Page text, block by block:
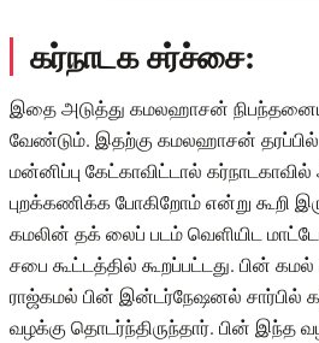
கர்நாடக சர்ச்சை:
இதை அடுத்து கமலஹாசன்
வேண்டும். இதற்கு கமலஹாசன்
மன்னிப்பு கேட்காவிட்டால்
புறக்கணிக்க போகிறோம் என்று கூறி
கமலின் தக் லைப் படம் வெளியிட
சபை கூட்டத்தில் கூறப்பட்டது. பின்
ராஜ்கமல் பின் இன்டர்நேஷனல் சார்பில்
வழக்கு தொடர்ந்திருந்தார். பின் இந்த